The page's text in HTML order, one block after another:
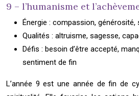
9 – l’humanisme et
Énergie : compassion, générosité,
Qualités : altruisme, sagesse,
Défis : besoin d’être accepté,
sentiment de fin
L’année 9 est une année de fin de